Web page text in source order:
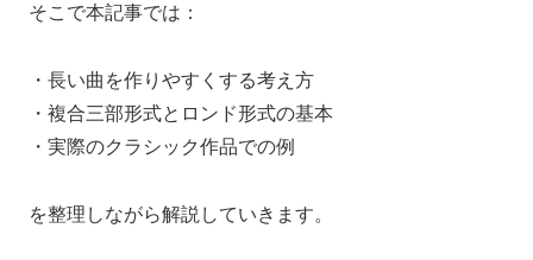
そこで本記事では：
・長い曲を作りやすくする考え方
・複合三部形式とロンド形式の基本
・実際のクラシック作品での例
を整理しながら解説していきます。